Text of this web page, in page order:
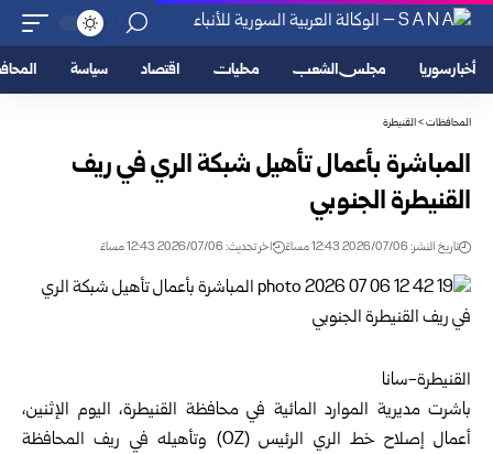
أخبار سوريا مجلس الشعب محليات اقتصاد سياسة
المحافظات>القنيطرة
المباشرة بأعمال تأهيل شبكة الري في ريف
القنيطرة الجنوبي
تاريخ النشر: 2026/07/06 12:43 مساءً اخر تحديث: 2026/07/06 12:43 مساءً
القنيطرة-سانا
باشرت مديرية الموارد المائية في محافظة القنيطرة، اليوم الإثنين،
أعمال إصلاح خط الري الرئيس (OZ) وتأهيله في ريف المحافظة